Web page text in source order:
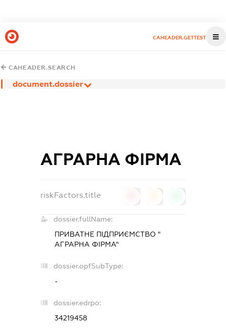
CAHEADER.GETTEST
CAHEADER.SEARCH
document.dossier
АГРАРНА ФІРМА
riskFactors.title
dossier.fullName:
ПРИВАТНЕ ПІДПРИЄМСТВО "
АГРАРНА ФІРМА"
dossier.opfSubType:
-
dossier.edrpo:
34219458